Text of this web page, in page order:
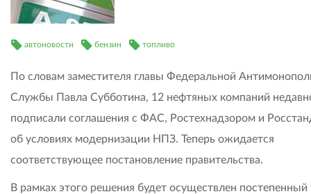
автоновости бензин топливо
По словам заместителя главы Федеральной
Службы Павла Субботина, 12 нефтяных компаний
подписали соглашения с ФАС, Ростехнадзором и
об условиях модернизации НПЗ. Теперь ожидается
соответствующее постановление правительства.
В рамках этого решения будет осуществлен постепенный